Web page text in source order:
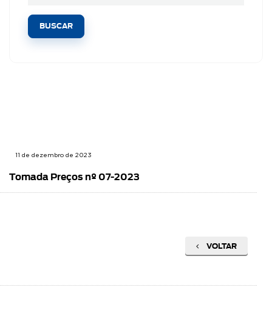
11 de dezembro de 2023
Tomada Preços nº 07-2023
VOLTAR